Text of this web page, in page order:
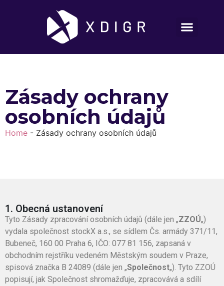
Zásady ochrany
osobních údajů
Home - Zásady ochrany osobních údajů
1. Obecná ustanovení
Tyto Zásady zpracování osobních údajů (dále jen „ZZOÚ„)
vydala společnost stockX a.s., se sídlem Čs. armády 371/11,
Bubeneč, 160 00 Praha 6, IČO: 077 81 156, zapsaná v
obchodním rejstříku vedeném Městským soudem v Praze,
spisová značka B 24089 (dále jen „Společnost„). Tyto ZZOÚ
popisují, jak Společnost shromažďuje, zpracovává a sdílí